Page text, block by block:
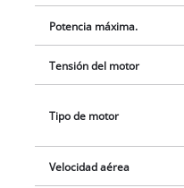
Potencia máxima.
Tensión del motor
Tipo de motor
Velocidad aérea